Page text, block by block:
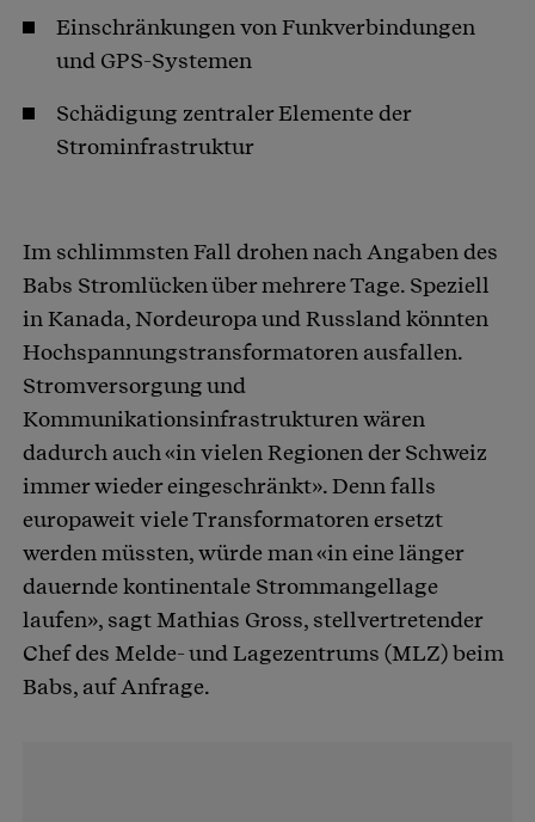
Einschränkungen von Funkverbindungen
und GPS-Systemen
Schädigung zentraler Elemente der
Strominfrastruktur
Im schlimmsten Fall drohen nach Angaben des
Babs Stromlücken über mehrere Tage. Speziell
in Kanada, Nordeuropa und Russland könnten
Hochspannungstransformatoren ausfallen.
Stromversorgung und
Kommunikationsinfrastrukturen wären
dadurch auch «in vielen Regionen der Schweiz
immer wieder eingeschränkt». Denn falls
europaweit viele Transformatoren ersetzt
werden müssten, würde man «in eine länger
dauernde kontinentale Strommangellage
laufen», sagt Mathias Gross, stellvertretender
Chef des Melde- und Lagezentrums (MLZ) beim
Babs, auf Anfrage.